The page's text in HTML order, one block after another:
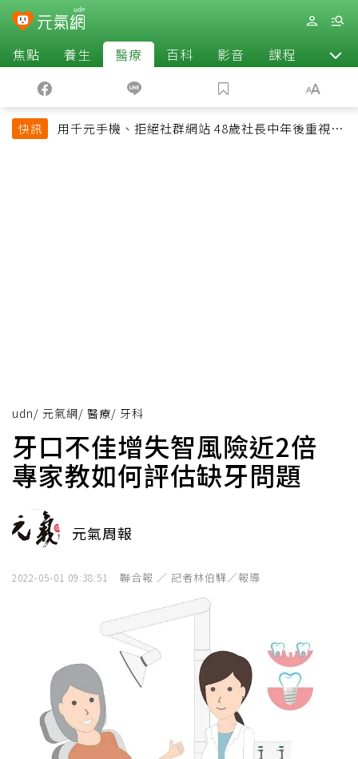
焦點 養生 醫療 百科 影音 課程 退休
快訊
用千元手機、拒絕社群網站 48歲社長中年後重視和
udn/ 元氣網/ 醫療/ 牙科
牙口不佳增失智風險近2倍
專家教如何評估缺牙問題
元氣周報
2022-05-01 09:38:51 聯合報 ／ 記者林伯驊／報導